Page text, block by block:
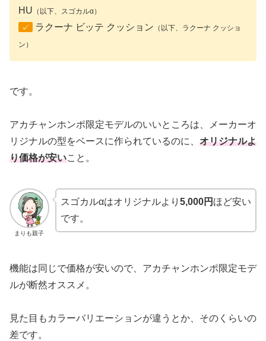
HU （以下、スゴカルα）
✓ ラクーナ ビッテ クッション （以下、ラクーナ クッショ
ン）
です。
アカチャンホンポ限定モデルのいいところは、メーカーオ
リジナルの型をベースに作られているのに、 オリジナルよ
り価格が安いこと。
まりも親子
スゴカルαはオリジナルより 5,000円 ほど安い
です。
機能は同じで価格が安いので、アカチャンホンポ限定モデ
ルが断然オススメ。
見た目もカラーバリエーションが違うとか、そのくらいの
差です。